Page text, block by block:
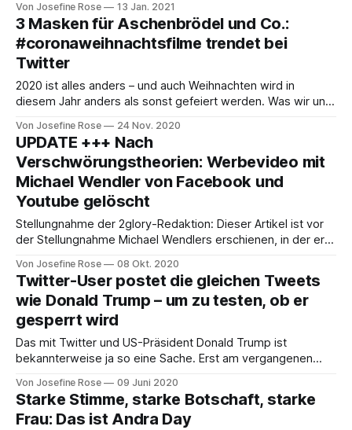
feel you und wir sind uns ziemlich sicher, dass es schon
vielen von uns genauso ging … Über genau dieses Thema
Von Josefine Rose 13 Jan. 2021
3 Masken für Aschenbrödel und Co.:
#coronaweihnachtsfilme trendet bei
Twitter
2020 ist alles anders – und auch Weihnachten wird in
diesem Jahr anders als sonst gefeiert werden. Was wir uns
Nachrichten jedoch stets beibehalten sollten, ist unser
Humor. Genau das beweisen gerade diverse Twitter-
Nutzer, die unter dem Hashtag #coronaweihnachtsfilme
jede Menge corona-konformer Filmtitel
Von Josefine Rose 24 Nov. 2020
UPDATE +++ Nach
Verschwörungstheorien: Werbevideo mit
Michael Wendler von Facebook und
Youtube gelöscht
Stellungnahme der 2glory-Redaktion: Dieser Artikel ist vor
der Stellungnahme Michael Wendlers erschienen, in der er
Kaufland sowie sein Haussender RTL distanzieren sich von
diesen Aussagen ausdrücklich — die Supermarktkette hat
noch am selben Abend die gerade erst gestartete
Werbekampagne in den sozialen Medien gestoppt. Auch wir
Von Josefine Rose 08 Okt. 2020
Twitter-User postet die gleichen Tweets
wie Donald Trump – um zu testen, ob er
gesperrt wird
Das mit Twitter und US-Präsident Donald Trump ist
bekannterweise ja so eine Sache. Erst am vergangenen
Tweets in 24 Stunden. Wie man das (und vor allem den
Inhalt der geposteten Beiträge) findet, liegt im Auge des
Betrachters. Ein Twitter-
Von Josefine Rose 09 Juni 2020
Starke Stimme, starke Botschaft, starke
Frau: Das ist Andra Day